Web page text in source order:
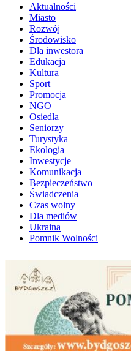
Aktualności
Miasto
Rozwój
Środowisko
Dla inwestora
Edukacja
Kultura
Sport
Promocja
NGO
Osiedla
Seniorzy
Turystyka
Ekologia
Inwestycje
Komunikacja
Bezpieczeństwo
Świadczenia
Czas wolny
Dla mediów
Ukraina
Pomnik Wolności